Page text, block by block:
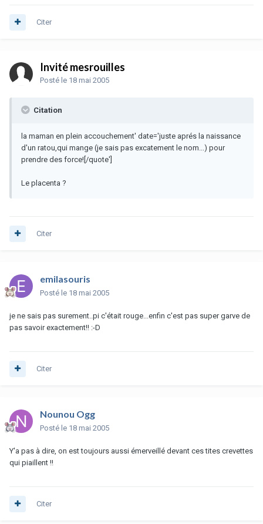
Citer
Invité mesrouilles
Posté le 18 mai 2005
Citation
la maman en plein accouchement' date='juste aprés la naissance
d'un ratou,qui mange (je sais pas excatement le nom...) pour
prendre des force![/quote']
Le placenta ?
Citer
emilasouris
Posté le 18 mai 2005
je ne sais pas surement..pi c'était rouge...enfin c'est pas super garve de
pas savoir exactement!! :-D
Citer
Nounou Ogg
Posté le 18 mai 2005
Y'a pas à dire, on est toujours aussi émerveillé devant ces tites crevettes
qui piaillent !!
Citer